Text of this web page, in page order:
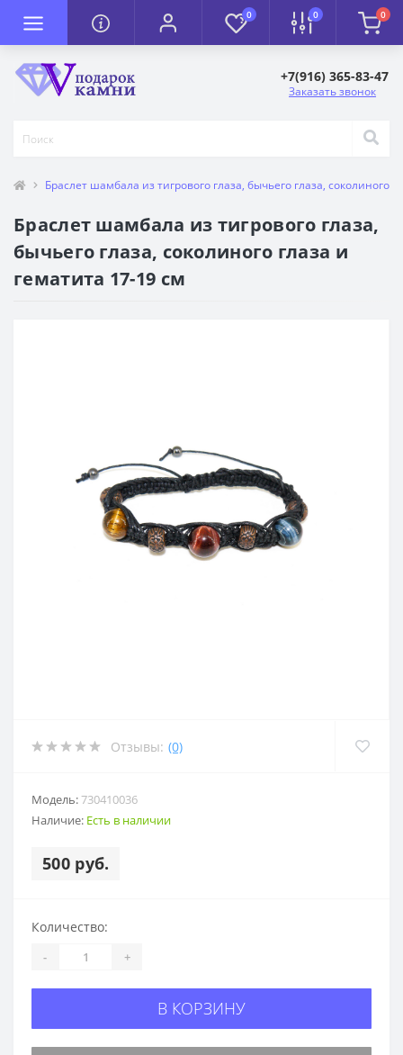
0 0 0
+7(916) 365-83-47
Заказать звонок
Браслет шамбала из тигрового глаза, бычьего глаза, соколиного
Браслет шамбала из тигрового глаза,
бычьего глаза, соколиного глаза и
гематита 17-19 см
Отзывы: (0)
Модель:730410036
Наличие: Есть в наличии
500 руб.
Количество:
- +
В КОРЗИНУ